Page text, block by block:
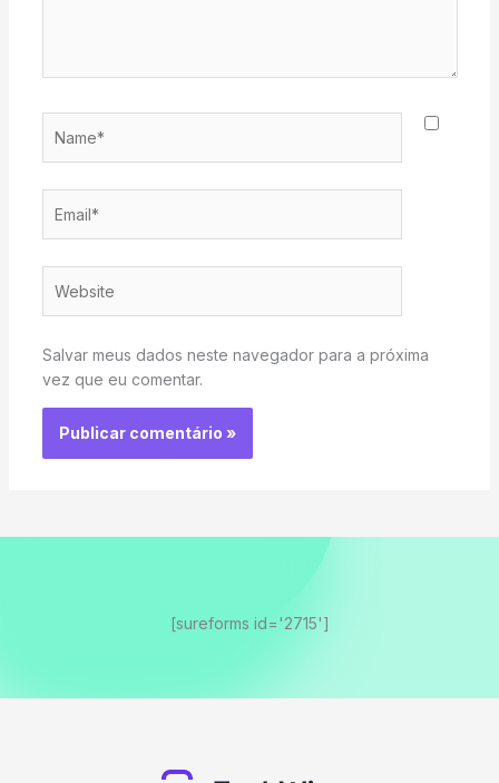
Salvar meus dados neste navegador para a próxima
vez que eu comentar.
[sureforms id='2715']